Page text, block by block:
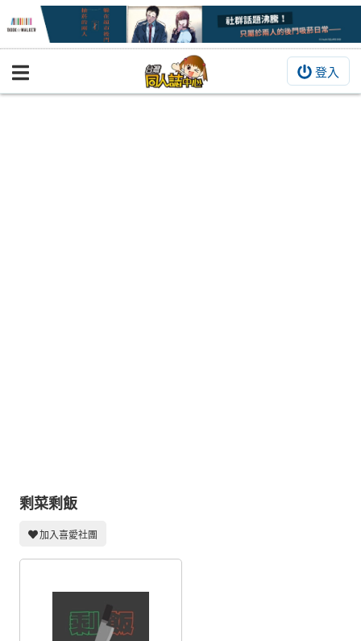
登入
BOOKY書集倉庫
攤位轉讓區
會員功能選單
會員中心
註冊會員
剩菜剩飯
加入喜愛社團